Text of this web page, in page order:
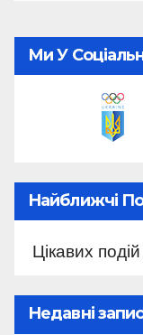
Ми У
Найближчі
Цікавих
Недавні